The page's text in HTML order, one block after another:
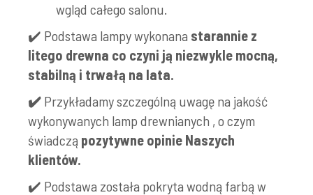
wgląd całego salonu.
✔️ Podstawa lampy wykonana starannie z
litego drewna co czyni ją niezwykle mocną,
stabilną i trwałą na lata.
✔️ Przykładamy szczególną uwagę na jakość
wykonywanych lamp drewnianych , o czym
świadczą pozytywne opinie Naszych
klientów.
✔️ Podstawa została pokryta wodną farbą w